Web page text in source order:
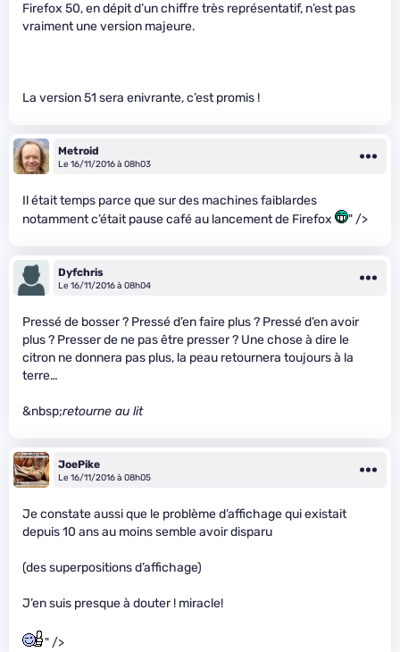
Firefox 50, en dépit d’un chiffre très représentatif, n’est pas
vraiment une version majeure.
La version 51 sera enivrante, c’est promis !
Metroid
Le 16/11/2016 à 08h03
Il était temps parce que sur des machines faiblardes
notamment c’était pause café au lancement de Firefox
" />
Dyfchris
Le 16/11/2016 à 08h04
Pressé de bosser ? Pressé d’en faire plus ? Pressé d’en avoir
plus ? Presser de ne pas être presser ? Une chose à dire le
citron ne donnera pas plus, la peau retournera toujours à la
terre…
&nbsp;retourne au lit
JoePike
Le 16/11/2016 à 08h05
Je constate aussi que le problème d’affichage qui existait
depuis 10 ans au moins semble avoir disparu
(des superpositions d’affichage)
J’en suis presque à douter ! miracle!
" />